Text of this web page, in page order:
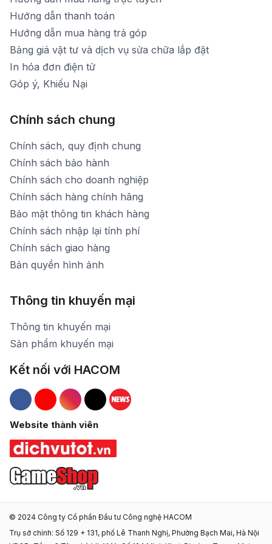
Hướng dẫn thanh toán
Hướng dẫn mua hàng trả góp
Bảng giá vật tư và dịch vụ sửa chữa lắp đặt
In hóa đơn điện tử
Góp ý, Khiếu Nại
Chính sách chung
Chính sách, quy định chung
Chính sách bảo hành
Chính sách cho doanh nghiệp
Chính sách hàng chính hãng
Bảo mật thông tin khách hàng
Chính sách nhập lại tính phí
Chính sách giao hàng
Bản quyền hình ảnh
Thông tin khuyến mại
Thông tin khuyến mại
Sản phẩm khuyến mại
Kết nối với HACOM
Hacom Facebook
Hacom YouTube
Hacom Instagram
Hacom TikTok
Website thành viên
© 2024 Công ty Cổ phần Đầu tư Công nghệ HACOM
Trụ sở chính: Số 129 + 131, phố Lê Thanh Nghị, Phường Bạch Mai, Hà Nội